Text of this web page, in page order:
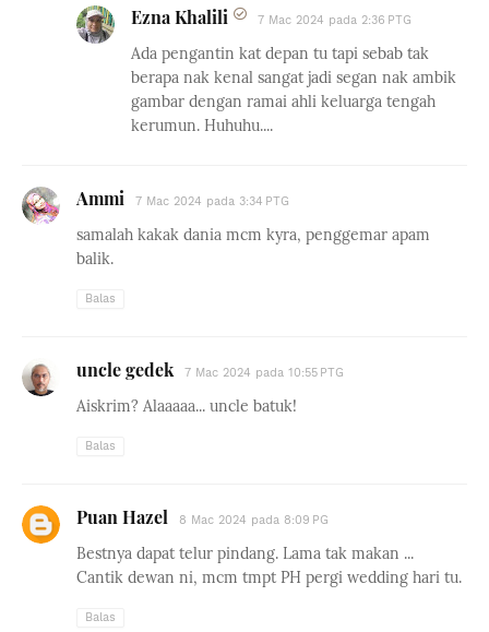
Ezna Khalili 7 Mac 2024 pada 2:36 PTG
Ada pengantin kat depan tu tapi sebab tak
berapa nak kenal sangat jadi segan nak ambik
gambar dengan ramai ahli keluarga tengah
kerumun. Huhuhu....
Ammi 7 Mac 2024 pada 3:34 PTG
samalah kakak dania mcm kyra, penggemar apam
balik.
Balas
uncle gedek 7 Mac 2024 pada 10:55 PTG
Aiskrim? Alaaaaa... uncle batuk!
Balas
Puan Hazel 8 Mac 2024 pada 8:09 PG
Bestnya dapat telur pindang. Lama tak makan ...
Cantik dewan ni, mcm tmpt PH pergi wedding hari tu.
Balas